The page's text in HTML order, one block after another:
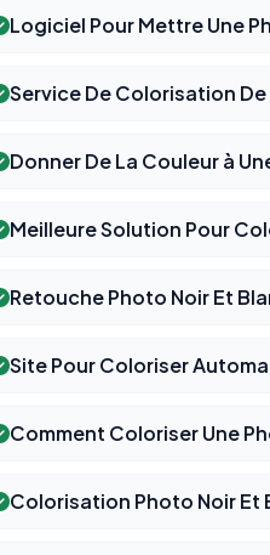
Logiciel Pour Mettre Une
Service De Colorisation
Donner De La Couleur à
Meilleure Solution Pour
Retouche Photo Noir Et
Site Pour Coloriser
Comment Coloriser Une
Colorisation Photo Noir Et
⚙️